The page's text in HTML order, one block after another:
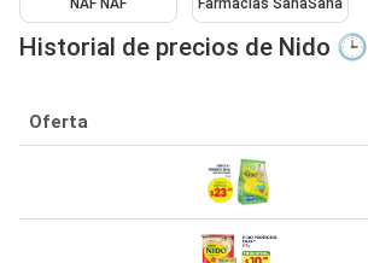
NAF NAF Farmacias SanaSana
Historial de precios de Nido 🕒
Oferta